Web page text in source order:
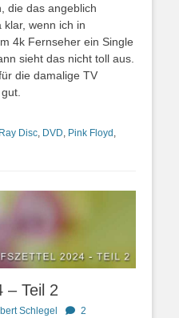
die das angeblich
klar, wenn ich in
4k Fernseher ein Single
sieht das nicht toll aus.
die damalige TV
Disc, DVD, Pink Floyd ,
– Teil 2
Schlegel
2